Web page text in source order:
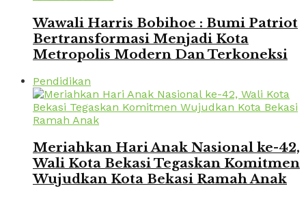
Wawali Harris Bobihoe : Bumi Patriot
Bertransformasi Menjadi Kota
Metropolis Modern Dan Terkoneksi
Pendidikan
Meriahkan Hari Anak Nasional ke-42,
Wali Kota Bekasi Tegaskan Komitmen
Wujudkan Kota Bekasi Ramah Anak